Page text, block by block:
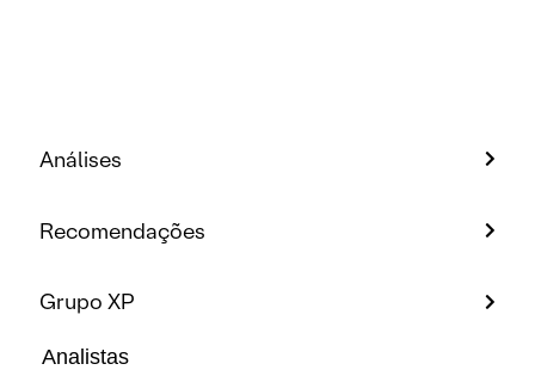
Análises
Recomendações
Grupo XP
Analistas